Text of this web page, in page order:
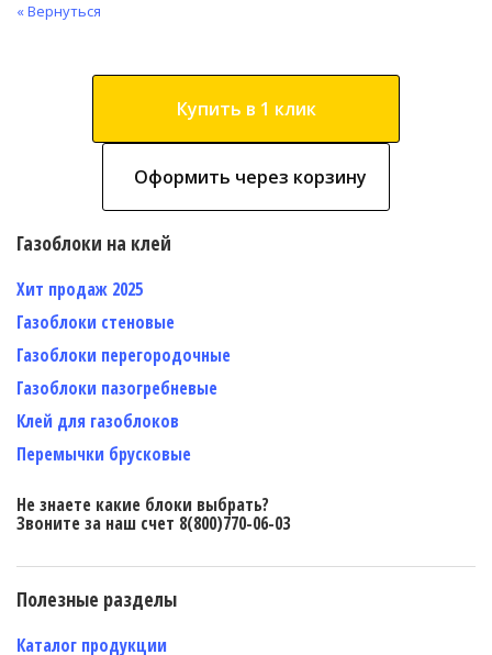
« Вернуться
Купить в 1 клик
Оформить через корзину
Газоблоки на клей
Хит продаж 2025
Газоблоки стеновые
Газоблоки перегородочные
Газоблоки пазогребневые
Клей для газоблоков
Перемычки брусковые
Не знаете какие блоки выбрать?
Звоните за наш счет 8(800)770-06-03
Полезные разделы
Каталог продукции